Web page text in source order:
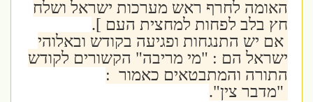
האומה לחרף ראש מערכות ישראל ושלח
חץ בלב לפחות למחצית העם ].
אם יש התנגחות ופגיעה בקודש ובאלוהי
ישראל הם : "מי מריבה" הקשורים לקודש
התורה והמתבטאים כאמור :
"מדבר צין".